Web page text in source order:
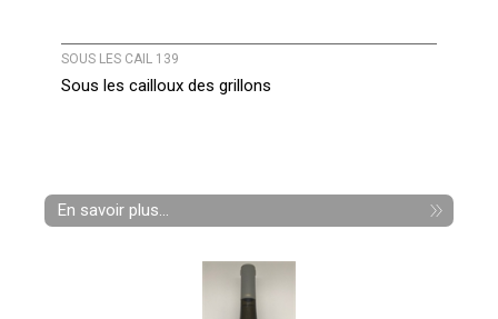
SOUS LES CAIL 139
Sous les cailloux des grillons
En savoir plus...